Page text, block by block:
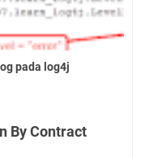
pada log4j
By Contract